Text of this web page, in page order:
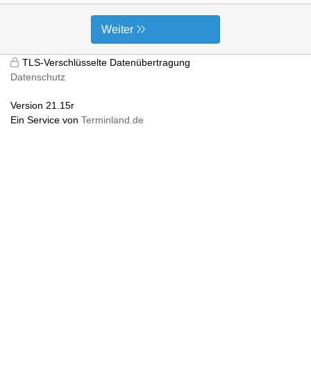
Weiter
TLS-Verschlüsselte Datenübertragung
Datenschutz
Version 21.15r
Ein Service von Terminland.de